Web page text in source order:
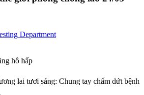
Department
hô hấp
lai tươi sáng: Chung tay chấm dứt bệnh